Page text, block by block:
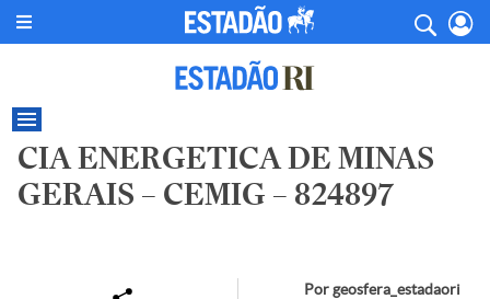
CIA ENERGETICA DE MINAS
GERAIS – CEMIG – 824897
Por geosfera_estadaori